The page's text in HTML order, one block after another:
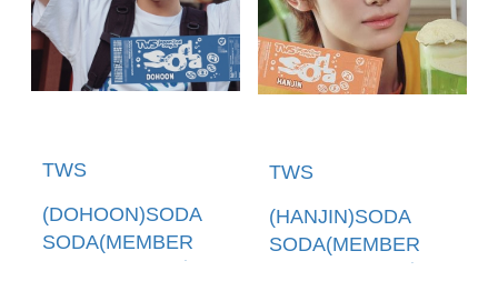
TWS
(DOHOON)SODA
SODA(MEMBER
TWS
(HANJIN)SODA
SODA(MEMBER